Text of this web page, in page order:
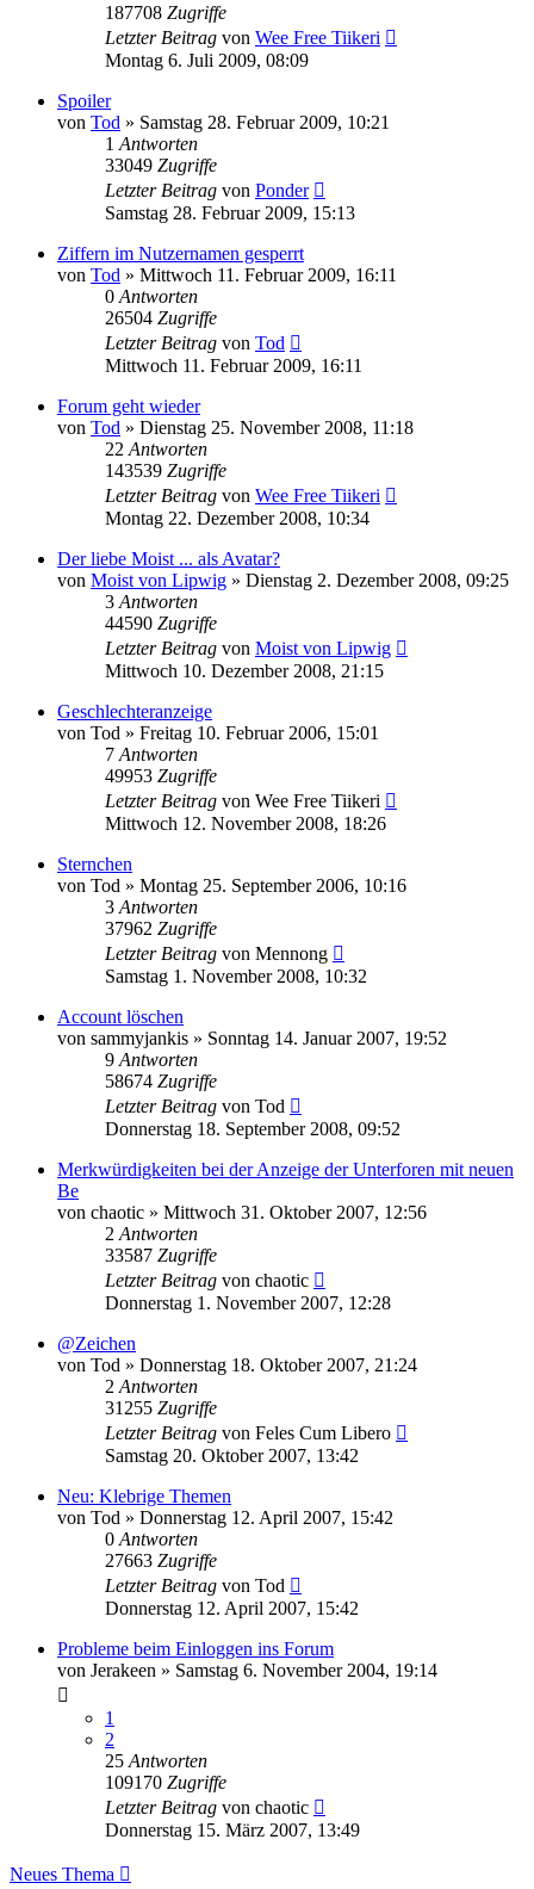
187708 Zugriffe
Letzter Beitrag von Wee Free Tiikeri
Montag 6. Juli 2009, 08:09
Spoiler
von Tod » Samstag 28. Februar 2009, 10:21
1 Antworten
33049 Zugriffe
Letzter Beitrag von Ponder
Samstag 28. Februar 2009, 15:13
Ziffern im Nutzernamen gesperrt
von Tod » Mittwoch 11. Februar 2009, 16:11
0 Antworten
26504 Zugriffe
Letzter Beitrag von Tod
Mittwoch 11. Februar 2009, 16:11
Forum geht wieder
von Tod » Dienstag 25. November 2008, 11:18
22 Antworten
143539 Zugriffe
Letzter Beitrag von Wee Free Tiikeri
Montag 22. Dezember 2008, 10:34
Der liebe Moist ... als Avatar?
von Moist von Lipwig » Dienstag 2. Dezember 2008, 09:25
3 Antworten
44590 Zugriffe
Letzter Beitrag von Moist von Lipwig
Mittwoch 10. Dezember 2008, 21:15
Geschlechteranzeige
von Tod » Freitag 10. Februar 2006, 15:01
7 Antworten
49953 Zugriffe
Letzter Beitrag von Wee Free Tiikeri
Mittwoch 12. November 2008, 18:26
Sternchen
von Tod » Montag 25. September 2006, 10:16
3 Antworten
37962 Zugriffe
Letzter Beitrag von Mennong
Samstag 1. November 2008, 10:32
Account löschen
von sammyjankis » Sonntag 14. Januar 2007, 19:52
9 Antworten
58674 Zugriffe
Letzter Beitrag von Tod
Donnerstag 18. September 2008, 09:52
Merkwürdigkeiten bei der Anzeige der Unterforen mit neuen
Be
von chaotic » Mittwoch 31. Oktober 2007, 12:56
2 Antworten
33587 Zugriffe
Letzter Beitrag von chaotic
Donnerstag 1. November 2007, 12:28
@Zeichen
von Tod » Donnerstag 18. Oktober 2007, 21:24
2 Antworten
31255 Zugriffe
Letzter Beitrag von Feles Cum Libero
Samstag 20. Oktober 2007, 13:42
Neu: Klebrige Themen
von Tod » Donnerstag 12. April 2007, 15:42
0 Antworten
27663 Zugriffe
Letzter Beitrag von Tod
Donnerstag 12. April 2007, 15:42
Probleme beim Einloggen ins Forum
von Jerakeen » Samstag 6. November 2004, 19:14
1
2
25 Antworten
109170 Zugriffe
Letzter Beitrag von chaotic
Donnerstag 15. März 2007, 13:49
Neues Thema